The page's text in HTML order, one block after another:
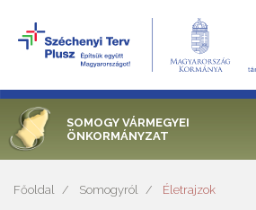
SOMOGY VÁRMEGYEI
ÖNKORMÁNYZAT
Főoldal Somogyról Életrajzok